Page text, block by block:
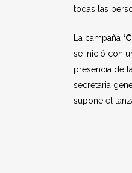
todas las
La campaña
se inició con
presencia de
secretaria
supone el